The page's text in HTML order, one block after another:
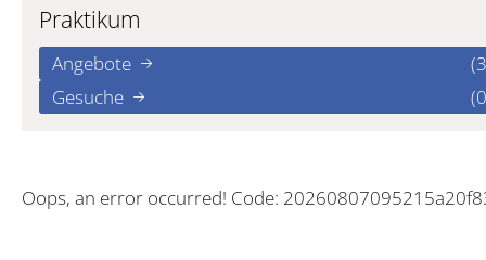
Praktikum
Angebote
Gesuche
Oops, an error occurred! Code: